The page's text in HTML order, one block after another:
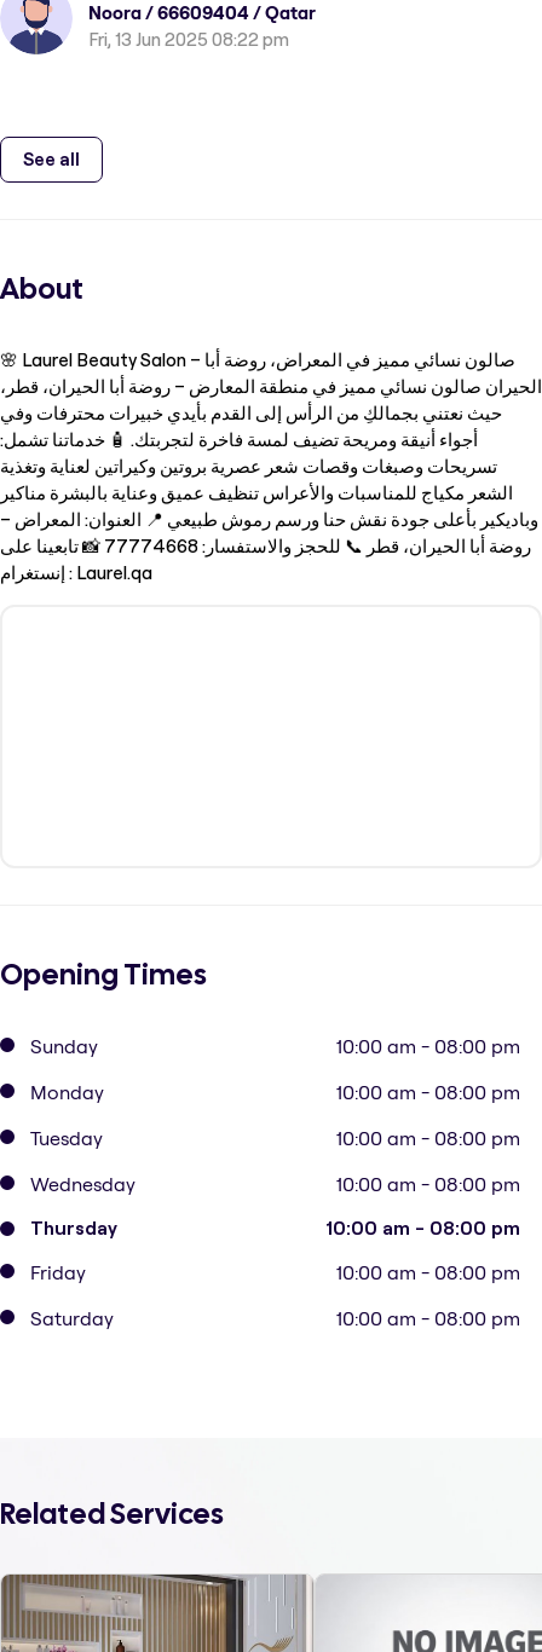
Noora / 66609404 / Qatar
Fri, 13 Jun 2025 08:22 pm
See all
About
🌸 Laurel Beauty Salon – صالون نسائي مميز في المعراض، روضة أبا
الحيران صالون نسائي مميز في منطقة المعارض – روضة أبا الحيران، قطر،
حيث نعتني بجمالكِ من الرأس إلى القدم بأيدي خبيرات محترفات وفي
أجواء أنيقة ومريحة تضيف لمسة فاخرة لتجربتك. 🧴 خدماتنا تشمل:
تسريحات وصبغات وقصات شعر عصرية بروتين وكيراتين لعناية وتغذية
الشعر مكياج للمناسبات والأعراس تنظيف عميق وعناية بالبشرة مناكير
وباديكير بأعلى جودة نقش حنا ورسم رموش طبيعي 📍 العنوان: المعراض –
روضة أبا الحيران، قطر 📞 للحجز والاستفسار: 77774668 📸 تابعينا على
إنستغرام : Laurel.qa
Opening Times
Sunday
10:00 am - 08:00 pm
Monday
10:00 am - 08:00 pm
Tuesday
10:00 am - 08:00 pm
Wednesday
10:00 am - 08:00 pm
Thursday 10:00 am - 08:00 pm
Friday
10:00 am - 08:00 pm
Saturday
10:00 am - 08:00 pm
Related Services